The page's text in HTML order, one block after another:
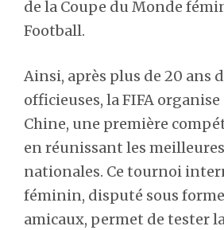
de la Coupe du Monde
Football.
Ainsi, après plus de 20 ans
officieuses, la FIFA organise
Chine, une première
en réunissant les
nationales. Ce tournoi
féminin, disputé sous
amicaux, permet de tester